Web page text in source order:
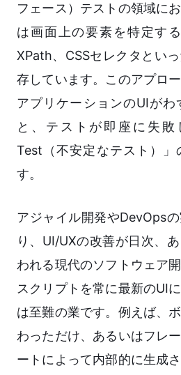
フェース）テストの領域に
は画面上の要素を特定す
XPath、CSSセレクタとい
存しています。このアプロ
アプリケーションのUIがわ
と、テストが即座に失敗
Test（不安定なテスト）」
す。
アジャイル開発やDevOps
り、UI/UXの改善が日次、
われる現代のソフトウェア
スクリプトを常に最新のUI
は至難の業です。例えば、
わっただけ、あるいはフレ
ートによって内部的に生成